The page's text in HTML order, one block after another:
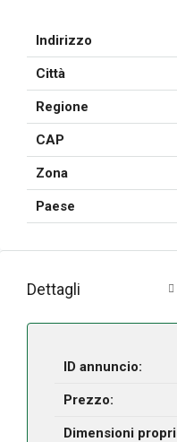
Indirizzo
Città
Regione
CAP
Zona
Paese
Dettagli
ID annuncio:
Prezzo:
Dimensioni